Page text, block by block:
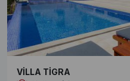
VİLLA TİGRA